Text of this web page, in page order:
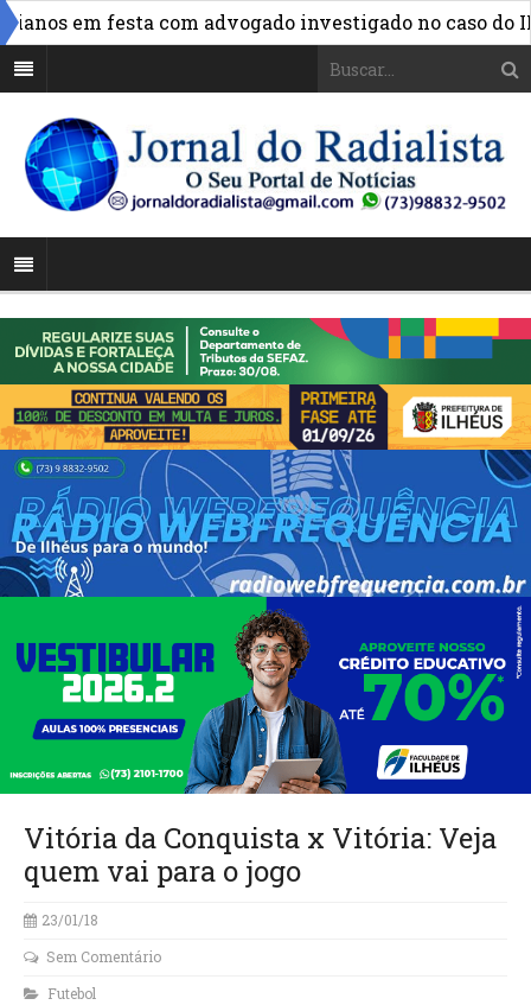
em festa com advogado investigado no caso do INSS
Vitória da Conquista x Vitória: Veja
quem vai para o jogo
23/01/18
Sem Comentário
Futebol